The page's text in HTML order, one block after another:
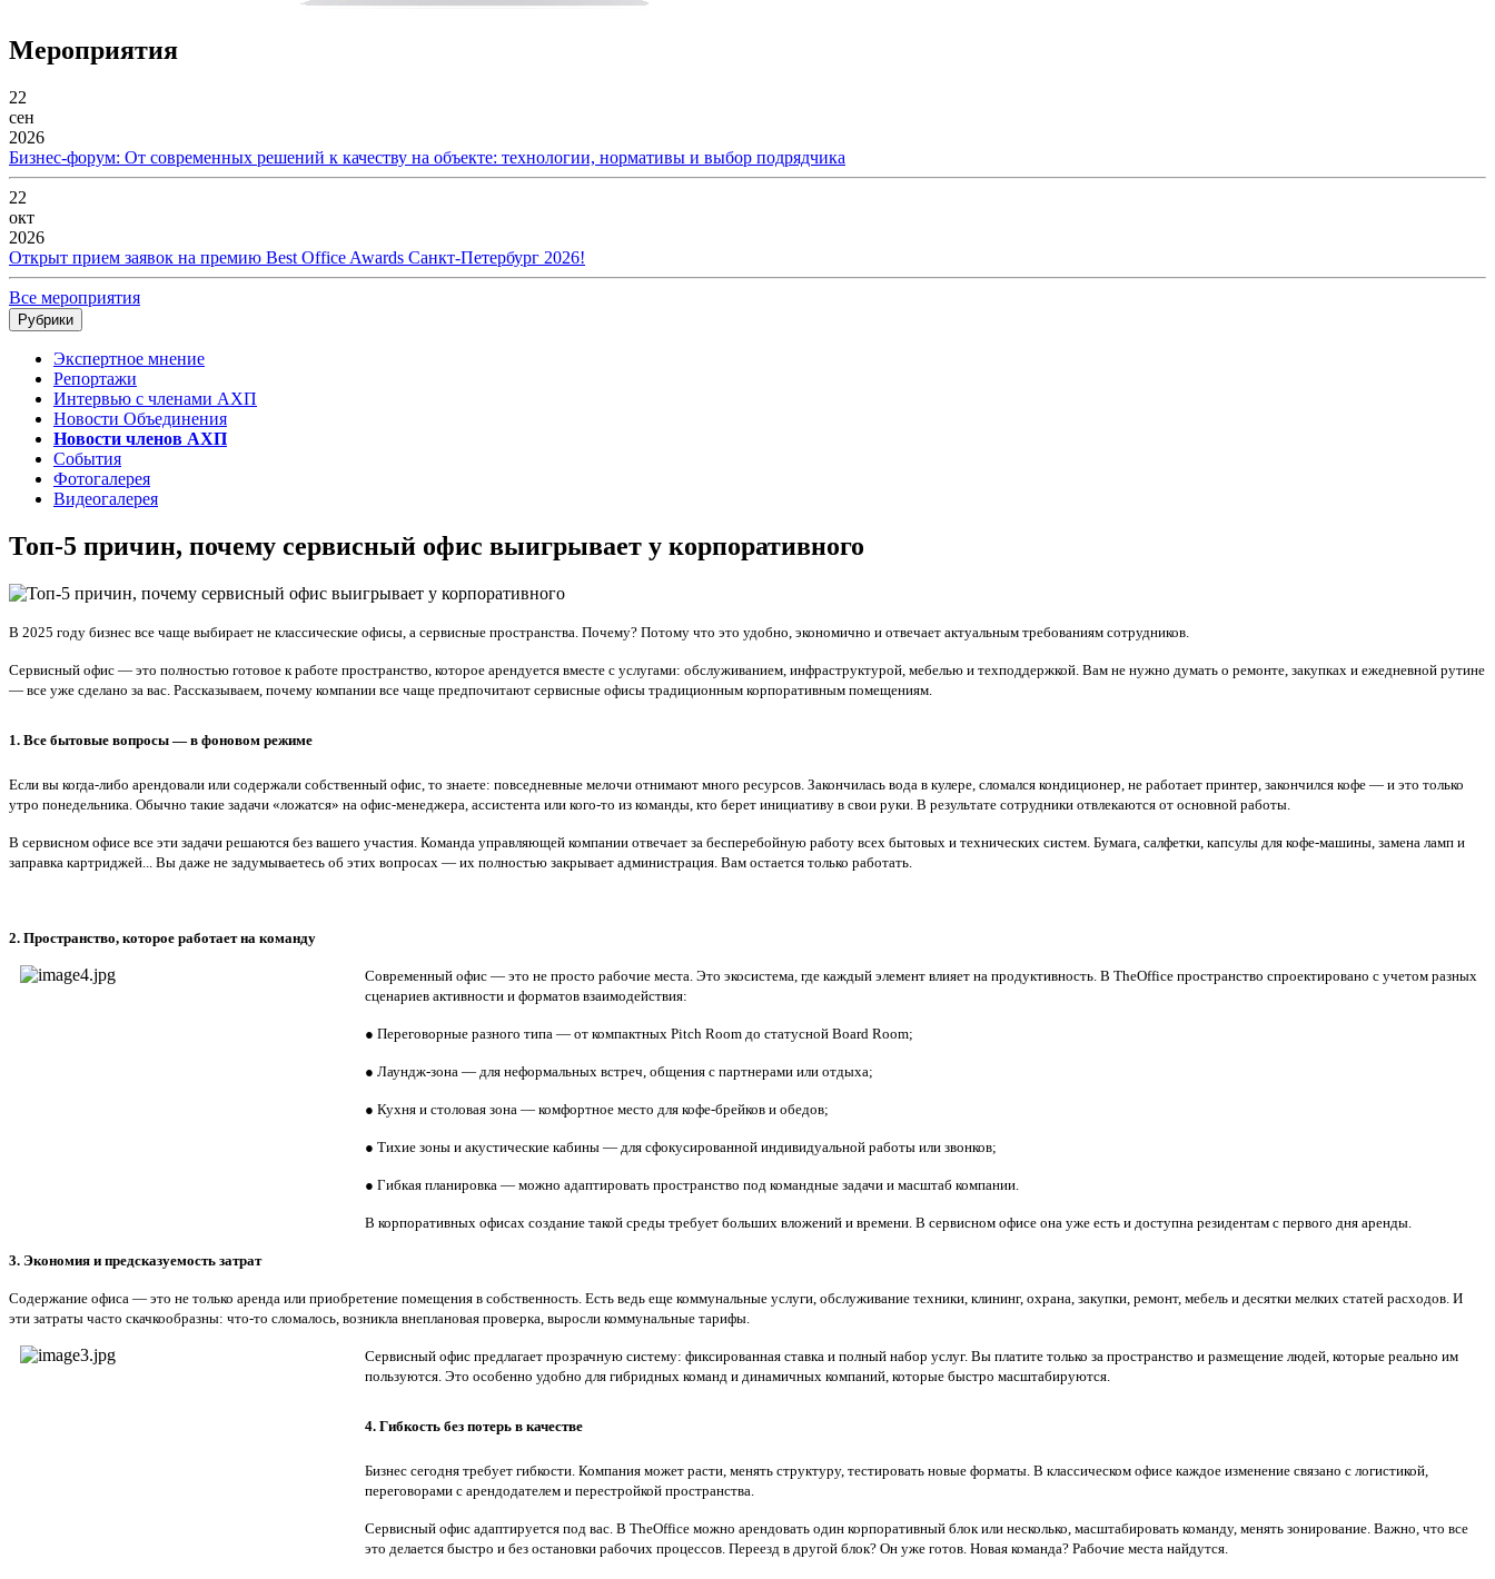
Мероприятия
22
сен
2026
Бизнес-форум: От современных решений к качеству на объекте: технологии, нормативы и выбор подрядчика
22
окт
2026
Открыт прием заявок на премию Best Office Awards Санкт-Петербург 2026!
Все мероприятия
Рубрики
Экспертное мнение
Репортажи
Интервью с членами АХП
Новости Объединения
Новости членов АХП
События
Фотогалерея
Видеогалерея
Топ-5 причин, почему сервисный офис выигрывает у корпоративного
В 2025 году бизнес все чаще выбирает не классические офисы, а сервисные пространства. Почему? Потому что это удобно, экономично и отвечает актуальным требованиям сотрудников.
Сервисный офис — это полностью готовое к работе пространство, которое арендуется вместе с услугами: обслуживанием, инфраструктурой, мебелью и техподдержкой. Вам не нужно думать о ремонте, закупках и ежедневной рутине
— все уже сделано за вас. Рассказываем, почему компании все чаще предпочитают сервисные офисы традиционным корпоративным помещениям.
1. Все бытовые вопросы — в фоновом режиме
Если вы когда-либо арендовали или содержали собственный офис, то знаете: повседневные мелочи отнимают много ресурсов. Закончилась вода в кулере, сломался кондиционер, не работает принтер, закончился кофе — и это только
утро понедельника. Обычно такие задачи «ложатся» на офис-менеджера, ассистента или кого-то из команды, кто берет инициативу в свои руки. В результате сотрудники отвлекаются от основной работы.
В сервисном офисе все эти задачи решаются без вашего участия. Команда управляющей компании отвечает за бесперебойную работу всех бытовых и технических систем. Бумага, салфетки, капсулы для кофе-машины, замена ламп и
заправка картриджей... Вы даже не задумываетесь об этих вопросах — их полностью закрывает администрация. Вам остается только работать.
2. Пространство, которое работает на команду
Современный офис — это не просто рабочие места. Это экосистема, где каждый элемент влияет на продуктивность. В TheOffice пространство спроектировано с учетом разных
сценариев активности и форматов взаимодействия:
● Переговорные разного типа — от компактных Pitch Room до статусной Board Room;
● Лаундж-зона — для неформальных встреч, общения с партнерами или отдыха;
● Кухня и столовая зона — комфортное место для кофе-брейков и обедов;
● Тихие зоны и акустические кабины — для сфокусированной индивидуальной работы или звонков;
● Гибкая планировка — можно адаптировать пространство под командные задачи и масштаб компании.
В корпоративных офисах создание такой среды требует больших вложений и времени. В сервисном офисе она уже есть и доступна резидентам с первого дня аренды.
3. Экономия и предсказуемость затрат
Содержание офиса — это не только аренда или приобретение помещения в собственность. Есть ведь еще коммунальные услуги, обслуживание техники, клининг, охрана, закупки, ремонт, мебель и десятки мелких статей расходов. И
эти затраты часто скачкообразны: что-то сломалось, возникла внеплановая проверка, выросли коммунальные тарифы.
Сервисный офис предлагает прозрачную систему: фиксированная ставка и полный набор услуг. Вы платите только за пространство и размещение людей, которые реально им
пользуются. Это особенно удобно для гибридных команд и динамичных компаний, которые быстро масштабируются.
4. Гибкость без потерь в качестве
Бизнес сегодня требует гибкости. Компания может расти, менять структуру, тестировать новые форматы. В классическом офисе каждое изменение связано с логистикой,
переговорами с арендодателем и перестройкой пространства.
Сервисный офис адаптируется под вас. В TheOffice можно арендовать один корпоративный блок или несколько, масштабировать команду, менять зонирование. Важно, что все
это делается быстро и без остановки рабочих процессов. Переезд в другой блок? Он уже готов. Новая команда? Рабочие места найдутся.